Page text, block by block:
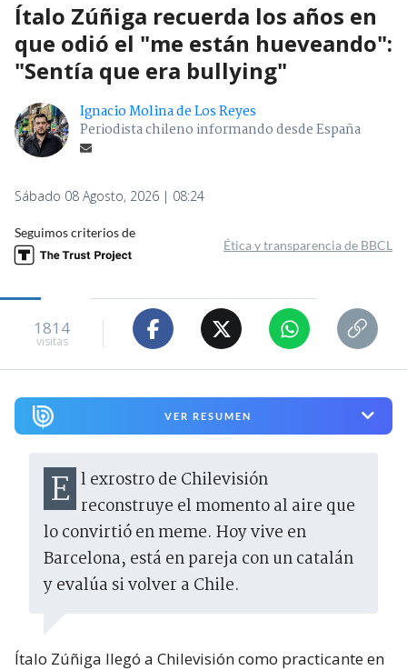
Ítalo Zúñiga recuerda los años en
que odió el "me están hueveando":
"Sentía que era bullying"
Ignacio Molina de Los Reyes
Periodista chileno informando desde España
Sábado 08 Agosto, 2026 | 08:24
Seguimos criterios de
Ética y transparencia de BBCL
1814
visitas
VER RESUMEN
El exrostro de Chilevisión reconstruye el momento al aire que
lo convirtió en meme. Hoy vive en
Barcelona, está en pareja con un catalán
y evalúa si volver a Chile.
Ítalo Zúñiga llegó a Chilevisión como practicante en